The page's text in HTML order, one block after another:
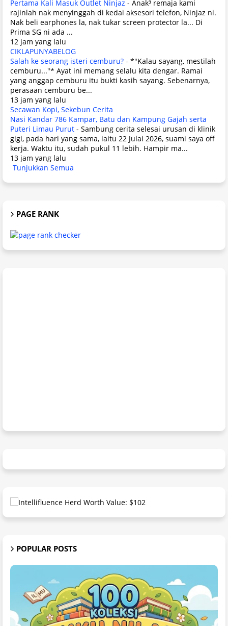
Pertama Kali Masuk Outlet Ninjaz - Anak³ remaja kami
rajinlah nak menyinggah di kedai aksesori telefon, Ninjaz ni.
Nak beli earphones la, nak tukar screen protector la... Di
Prima SG ni ada ...
12 jam yang lalu
CIKLAPUNYABELOG
Salah ke seorang isteri cemburu? - *"Kalau sayang, mestilah
cemburu..."* Ayat ini memang selalu kita dengar. Ramai
yang anggap cemburu itu bukti kasih sayang. Sebenarnya,
perasaan cemburu be...
13 jam yang lalu
Secawan Kopi, Sekebun Cerita
Nasi Kandar 786 Kampar, Batu dan Kampung Gajah serta
Puteri Limau Purut - Sambung cerita selesai urusan di klinik
gigi, pada hari yang sama, iaitu 22 Julai 2026, suami saya off
kerja. Waktu itu, sudah pukul 11 lebih. Hampir ma...
13 jam yang lalu
Tunjukkan Semua
PAGE RANK
POPULAR POSTS